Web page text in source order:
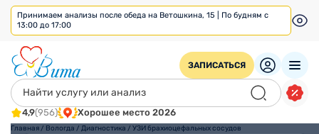
Принимаем анализы после обеда на Ветошкина, 15 | По будням с
13:00 до 17:00
ЗАПИСАТЬСЯ
4,9(956) Хорошее место 2026
Главная / Вологда / Диагностика / УЗИ брахиоцефальных сосудов